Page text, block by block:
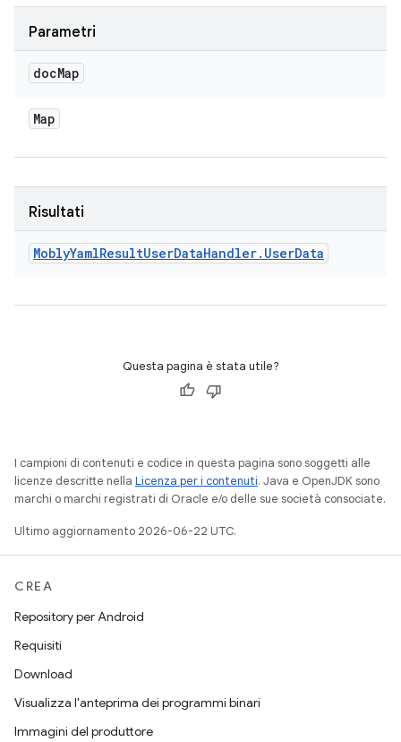
Parametri
docMap
Map
Risultati
MoblyYamlResultUserDataHandler. UserData
Questa pagina è stata utile?
I campioni di contenuti e codice in questa pagina sono soggetti alle
licenze descritte nella Licenza per i contenuti. Java e OpenJDK sono
marchi o marchi registrati di Oracle e/o delle sue società consociate.
Ultimo aggiornamento 2026-06-22 UTC.
CREA
Repository per Android
Requisiti
Download
Visualizza l'anteprima dei programmi binari
Immagini del produttore